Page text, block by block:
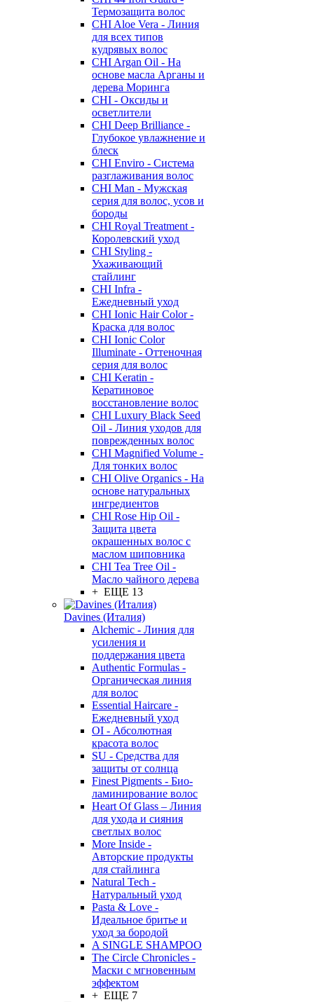
Термозащита волос
CHI Aloe Vera - Линия
для всех типов
кудрявых волос
CHI Argan Oil - На
основе масла Арганы и
дерева Моринга
CHI - Оксиды и
осветлители
CHI Deep Brilliance -
Глубокое увлажнение и
блеск
CHI Enviro - Система
разглаживания волос
CHI Man - Мужская
серия для волос, усов и
бороды
CHI Royal Treatment -
Королевский уход
CHI Styling -
Ухаживающий
стайлинг
CHI Infra -
Ежедневный уход
CHI Ionic Hair Color -
Краска для волос
CHI Ionic Color
Illuminate - Оттеночная
серия для волос
CHI Keratin -
Кератиновое
восстановление волос
CHI Luxury Black Seed
Oil - Линия уходов для
поврежденных волос
CHI Magnified Volume -
Для тонких волос
CHI Olive Organics - На
основе натуральных
ингредиентов
CHI Rose Hip Oil -
Защита цвета
окрашенных волос с
маслом шиповника
CHI Tea Tree Oil -
Масло чайного дерева
+ ЕЩЕ 13
Davines (Италия)
Alchemic - Линия для
усиления и
поддержания цвета
Authentic Formulas -
Органическая линия
для волос
Essential Haircare -
Eжедневный уход
OI - Абсолютная
красота волос
SU - Средства для
защиты от солнца
Finest Pigments - Био-
ламинирование волос
Heart Of Glass – Линия
для ухода и сияния
светлых волос
More Inside -
Авторские продукты
для стайлинга
Natural Tech -
Натуральный уход
Pasta & Love -
Идеальное бритье и
уход за бородой
A SINGLE SHAMPOO
The Circle Chronicles -
Маски с мгновенным
эффектом
+ ЕЩЕ 7